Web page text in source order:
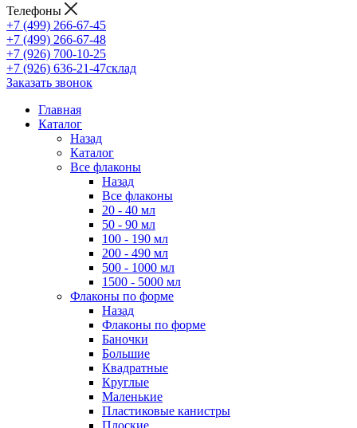
Телефоны
+7 (499) 266-67-45
+7 (499) 266-67-48
+7 (926) 700-10-25
+7 (926) 636-21-47склад
Заказать звонок
Главная
Каталог
Назад
Каталог
Все флаконы
Назад
Все флаконы
20 - 40 мл
50 - 90 мл
100 - 190 мл
200 - 490 мл
500 - 1000 мл
1500 - 5000 мл
Флаконы по форме
Назад
Флаконы по форме
Баночки
Большие
Квадратные
Круглые
Маленькие
Пластиковые канистры
Плоские